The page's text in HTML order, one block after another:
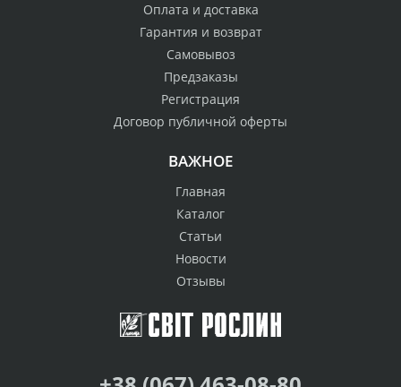
Оплата и доставка
Гарантия и возврат
Самовывоз
Предзаказы
Регистрация
Договор публичной оферты
ВАЖНОЕ
Главная
Каталог
Статьи
Новости
Отзывы